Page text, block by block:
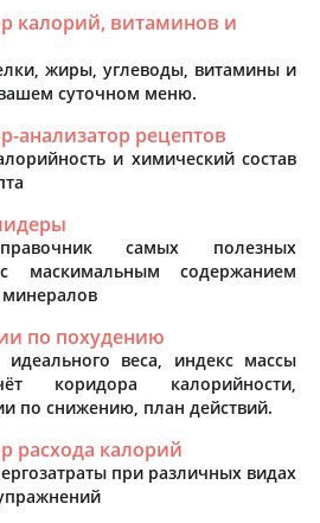
калорий, витаминов и
жиры, углеводы, витамины и
суточном меню.
анализатор рецептов
и химический состав
самых полезных
маскимальным содержанием
по похудению
идеального веса, индекс массы
коридора калорийности,
по снижению, план действий.
расхода калорий
при различных видах